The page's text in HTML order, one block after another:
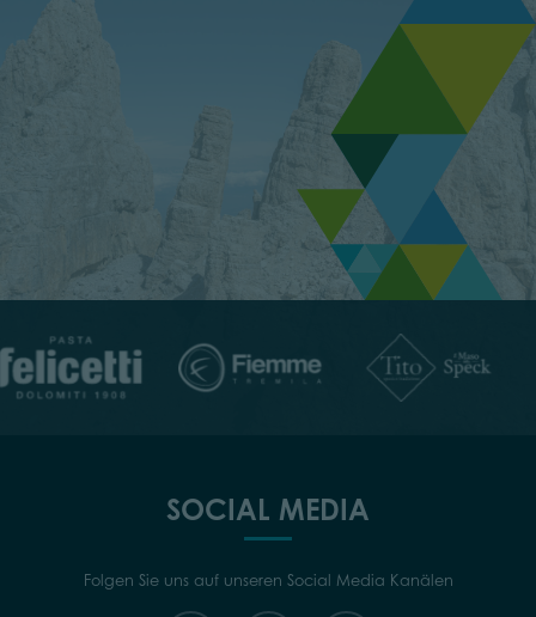
SOCIAL MEDIA
Folgen Sie uns auf unseren Social Media Kanälen